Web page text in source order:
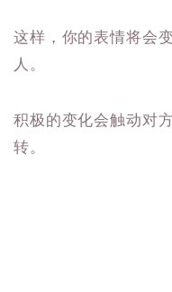
这样，你的表情将会
人。
积极的变化会触动对
转。